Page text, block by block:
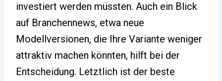
investiert werden müssten. Auch ein Blick
auf Branchennews, etwa neue
Modellversionen, die Ihre Variante weniger
attraktiv machen könnten, hilft bei der
Entscheidung. Letztlich ist der beste